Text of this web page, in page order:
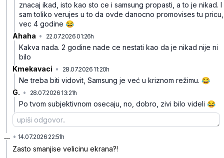
znacaj ikad, isto kao sto ce i samsung propasti, a to je nikad. I
sam toliko verujes u to da ovde danocno promovises tu pricu,
vec 4 godine 😂
Ahaha • 22.07.2026 01:26h
Kakva nada. 2 godine nade ce nestati kao da je nikad nije ni
bilo
Kmekavaci • 28.07.2026 11:20h
Ne treba biti vidovit, Samsung je već u kriznom režimu. 😂
G. • 28.07.2026 13:21h
Po tvom subjektivnom osecaju, no, dobro, zivi bilo videli 😂
... • 14.07.2026 22:51h
Zasto smanjise velicinu ekrana?!